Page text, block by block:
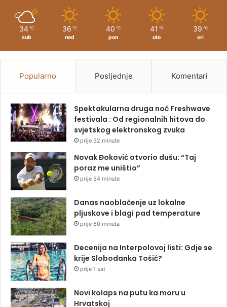
34 ℃
sub
36 ℃
ned
40 ℃
pon
41 ℃
uto
39 ℃
sri
Popularno Posljednje Komentari
Spektakularna druga noć Freshwave
festivala : Od regionalnih hitova do
svjetskog elektronskog zvuka
prije 32 minute
Novak Đoković otvorio dušu: “Taj
poraz me uništio”
prije 54 minute
Danas naoblačenje uz lokalne
pljuskove i blagi pad temperature
prije 60 minuta
Decenija na Interpolovoj listi: Gdje se
krije Slobodanka Tošić?
prije 1 sat
Novi kolaps na putu ka moru u
Hrvatskoj